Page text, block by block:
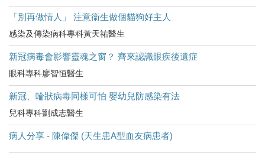
「別再做情人」 注意衞生做個貓狗好主人
感染及傳染病科專科黃天祐醫生
新冠病毒會影響靈魂之窗？ 齊來認識眼疾後遺症
眼科專科廖智恒醫生
新冠、輪狀病毒同樣可怕 嬰幼兒防感染有法
兒科專科劉成志醫生
病人分享 - 陳偉傑 (天生患A型血友病患者)